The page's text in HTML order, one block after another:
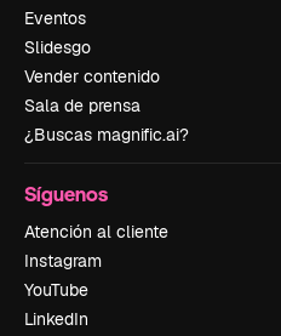
Eventos
Slidesgo
Vender contenido
Sala de prensa
¿Buscas magnific.ai?
Síguenos
Atención al cliente
Instagram
YouTube
LinkedIn